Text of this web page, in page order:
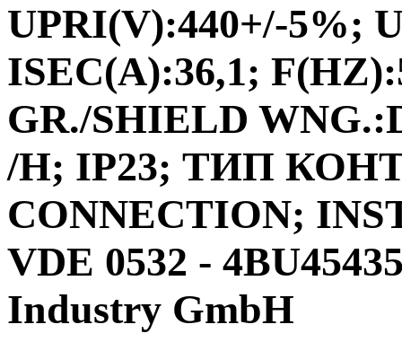
UPRI(V):440+/-5%;
ISEC(A):36,1;
GR./SHIELD
/H; IP23; ТИП
CONNECTION;
VDE 0532 -
Industry GmbH